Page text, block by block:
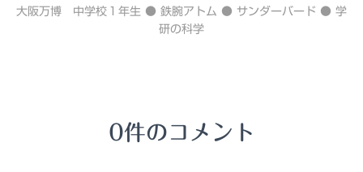
大阪万博 中学校１年生 ● 鉄腕アトム ● サンダーバード ● 学
研の科学
0件のコメント